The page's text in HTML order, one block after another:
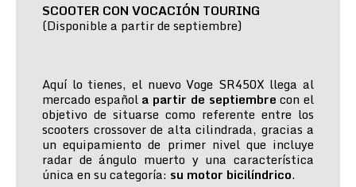
SCOOTER CON VOCACIÓN TOURING
(Disponible a partir de septiembre)
Aquí lo tienes, el nuevo Voge SR450X llega al
mercado español a partir de septiembre con el
objetivo de situarse como referente entre los
scooters crossover de alta cilindrada, gracias a
un equipamiento de primer nivel que incluye
radar de ángulo muerto y una característica
única en su categoría: su motor bicilíndrico.